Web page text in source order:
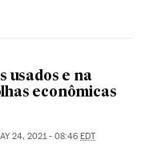
usados e na
econômicas
24, 2021 - 08:46 EDT